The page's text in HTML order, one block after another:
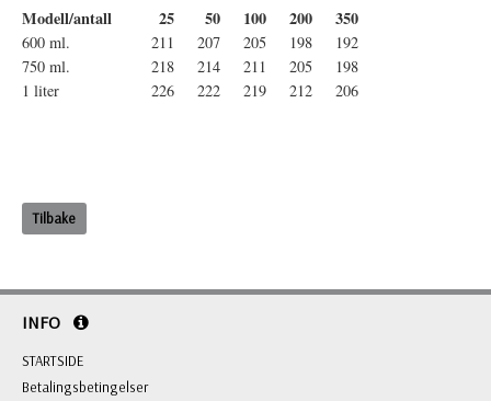
Modell/antall 25 50 100 200 350
600 ml. 211 207 205 198
192
750 ml.
218 214 211 205
198
1 liter
226 222 219 212 206
Tilbake
INFO
STARTSIDE
Betalingsbetingelser